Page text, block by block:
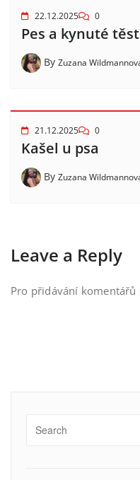
22.12.2025 0
Pes a kynuté
By Zuzana
21.12.2025 0
Kašel u psa
By Zuzana
Leave a Reply
Pro přidávání komentářů